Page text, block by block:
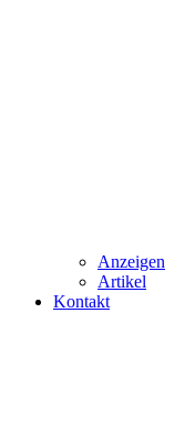
Anzeigen
Artikel
Kontakt